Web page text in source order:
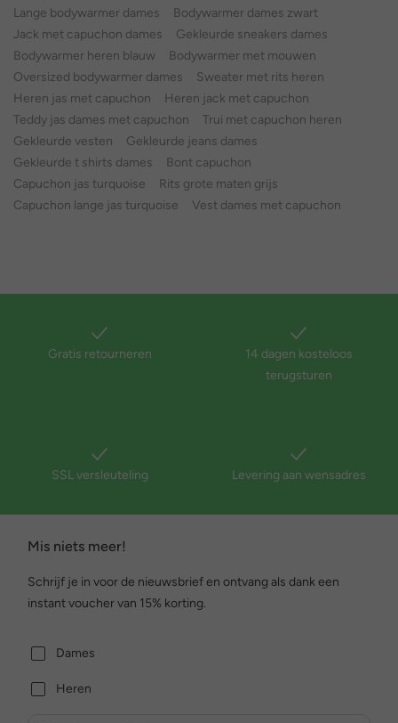
Lange bodywarmer dames
Bodywarmer dames zwart
Jack met capuchon dames
Gekleurde sneakers dames
Bodywarmer heren blauw
Bodywarmer met mouwen
Oversized bodywarmer dames
Sweater met rits heren
Heren jas met capuchon
Heren jack met capuchon
Teddy jas dames met capuchon
Trui met capuchon heren
Gekleurde vesten
Gekleurde jeans dames
Gekleurde t shirts dames
Bont capuchon
Capuchon jas turquoise
Rits grote maten grijs
Capuchon lange jas turquoise
Vest dames met capuchon
Gratis retourneren
14 dagen kosteloos
terugsturen
SSL versleuteling Levering aan wensadres
Mis niets meer!
Schrijf je in voor de nieuwsbrief en ontvang als dank een
instant voucher van 15% korting.
Dames
Heren